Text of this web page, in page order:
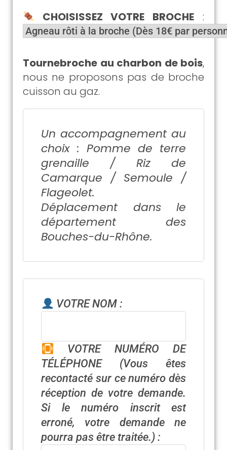
CHOISISSEZ VOTRE BROCHE :
Tournebroche au charbon de bois,
nous ne proposons pas de broche
cuisson au gaz.
Un accompagnement au
choix : Pomme de terre
grenaille / Riz de
Camarque / Semoule /
Flageolet.
Déplacement dans le
département des
Bouches-du-Rhône.
VOTRE NOM :
VOTRE NUMÉRO DE
TÉLÉPHONE (Vous êtes
recontacté sur ce numéro dès
réception de votre demande.
Si le numéro inscrit est
erroné, votre demande ne
pourra pas être traitée.) :